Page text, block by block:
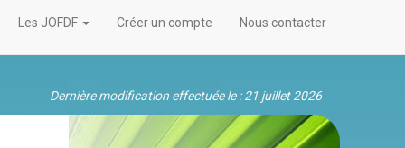
Dernière modification effectuée le : 21 juillet 2026
Les JOFDF Créer un compte Nous contacter